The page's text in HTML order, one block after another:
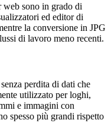
sono in grado di
ed editor di
la conversione in JPG
di lavoro meno recenti.
perdita di dati che
utilizzato per loghi,
e immagini con
spesso più grandi rispetto